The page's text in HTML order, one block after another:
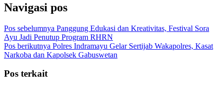
Navigasi pos
Pos sebelumnya Panggung Edukasi dan Kreativitas, Festival Sora
Ayu Jadi Penutup Program RHRN
Pos berikutnya Polres Indramayu Gelar Sertijab Wakapolres, Kasat
Narkoba dan Kapolsek Gabuswetan
Pos terkait